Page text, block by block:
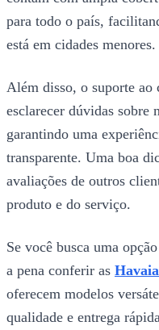
para todo o país,
está em cidades menores.
Além disso, o suporte ao
esclarecer dúvidas sobre
garantindo uma
transparente. Uma boa
avaliações de outros
produto e do serviço.
Se você busca uma
a pena conferir as
oferecem modelos
qualidade e entrega